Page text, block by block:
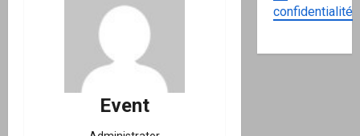
Event
confidentialité